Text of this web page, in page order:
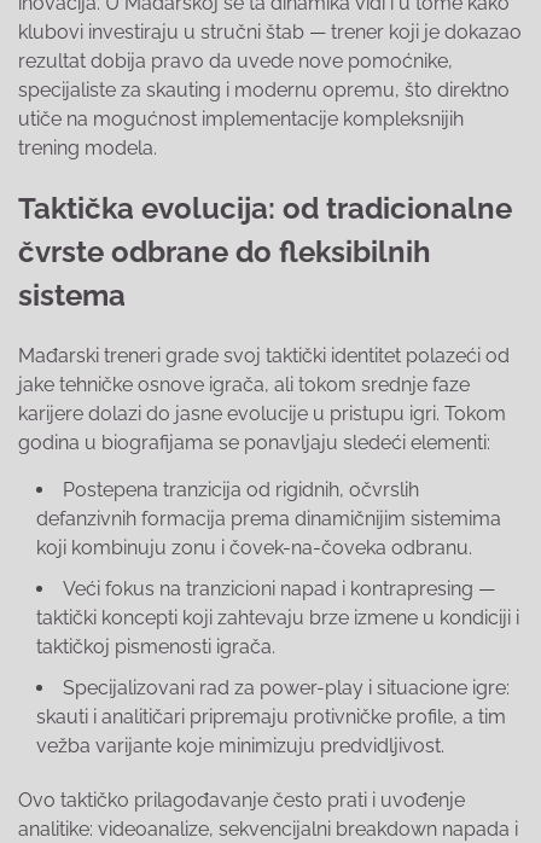
klubovi investiraju u stručni štab — trener koji je dokazao
rezultat dobija pravo da uvede nove pomoćnike,
specijaliste za skauting i modernu opremu, što direktno
utiče na mogućnost implementacije kompleksnijih
trening modela.
Taktička evolucija: od tradicionalne
čvrste odbrane do fleksibilnih
sistema
Mađarski treneri grade svoj taktički identitet polazeći od
jake tehničke osnove igrača, ali tokom srednje faze
karijere dolazi do jasne evolucije u pristupu igri. Tokom
godina u biografijama se ponavljaju sledeći elementi:
Postepena tranzicija od rigidnih, očvrslih
defanzivnih formacija prema dinamičnijim sistemima
koji kombinuju zonu i čovek-na-čoveka odbranu.
Veći fokus na tranzicioni napad i kontrapresing —
taktički koncepti koji zahtevaju brze izmene u kondiciji i
taktičkoj pismenosti igrača.
Specijalizovani rad za power-play i situacione igre:
skauti i analitičari pripremaju protivničke profile, a tim
vežba varijante koje minimizuju predvidljivost.
Ovo taktičko prilagođavanje često prati i uvođenje
analitike: videoanalize, sekvencijalni breakdown napada i